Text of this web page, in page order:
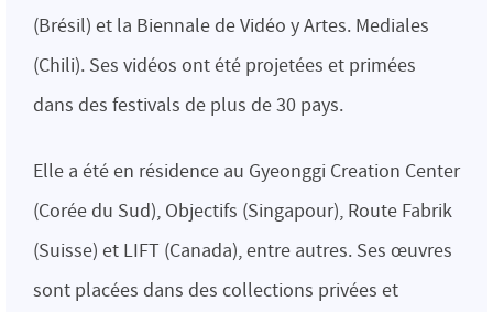
(Brésil) et la Biennale de Vidéo y Artes. Mediales
(Chili). Ses vidéos ont été projetées et primées
dans des festivals de plus de 30 pays.
Elle a été en résidence au Gyeonggi Creation Center
(Corée du Sud), Objectifs (Singapour), Route Fabrik
(Suisse) et LIFT (Canada), entre autres. Ses œuvres
sont placées dans des collections privées et